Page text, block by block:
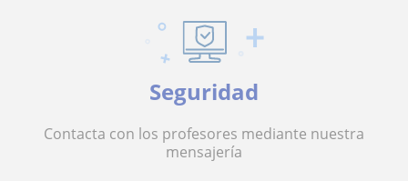
Seguridad
Contacta con los profesores mediante nuestra
mensajería